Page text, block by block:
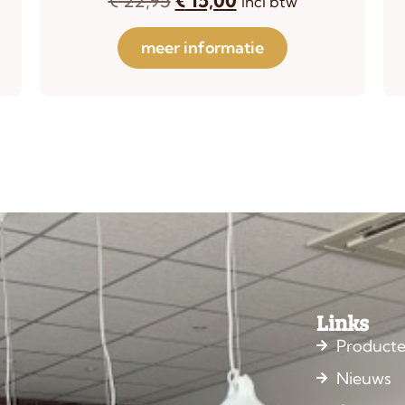
meer informatie
Links
Nieuws